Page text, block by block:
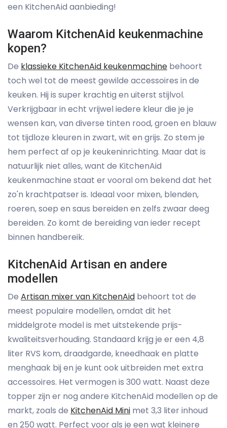
een KitchenAid aanbieding!
Waarom KitchenAid keukenmachine
kopen?
De klassieke KitchenAid keukenmachine behoort
toch wel tot de meest gewilde accessoires in de
keuken. Hij is super krachtig en uiterst stijlvol.
Verkrijgbaar in echt vrijwel iedere kleur die je je
wensen kan, van diverse tinten rood, groen en blauw
tot tijdloze kleuren in zwart, wit en grijs. Zo stem je
hem perfect af op je keukeninrichting. Maar dat is
natuurlijk niet alles, want de KitchenAid
keukenmachine staat er vooral om bekend dat het
zo'n krachtpatser is. Ideaal voor mixen, blenden,
roeren, soep en saus bereiden en zelfs zwaar deeg
bereiden. Zo komt de bereiding van ieder recept
binnen handbereik.
KitchenAid Artisan en andere
modellen
De Artisan mixer van KitchenAid behoort tot de
meest populaire modellen, omdat dit het
middelgrote model is met uitstekende prijs-
kwaliteitsverhouding. Standaard krijg je er een 4,8
liter RVS kom, draadgarde, kneedhaak en platte
menghaak bij en je kunt ook uitbreiden met extra
accessoires. Het vermogen is 300 watt. Naast deze
topper zijn er nog andere KitchenAid modellen op de
markt, zoals de KitchenAid Mini met 3,3 liter inhoud
en 250 watt. Perfect voor als je een wat kleinere